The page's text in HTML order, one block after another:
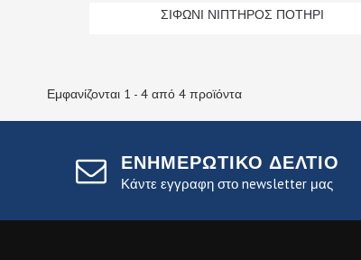
ΣΙΦΩΝΙ ΝΙΠΤΗΡΟΣ ΠΟΤΗΡΙ
Εμφανίζονται 1 - 4 από 4 προϊόντα
ΕΝΗΜΕΡΩΤΙΚΟ ΔΕΛΤΙΟ
Κάντε εγγραφη στο newsletter μας